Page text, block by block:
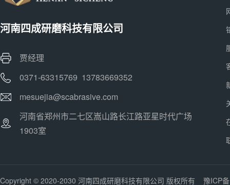
河南四成研磨科技有限公司
贾经理
0371-63315769 13783669352
mesuejia@scabrasive.com
河南省郑州市二七区嵩山路长江路亚星时代广场
1903室
Copyright © 2020-2030 河南四成研磨科技有限公司 版权所有 豫ICP